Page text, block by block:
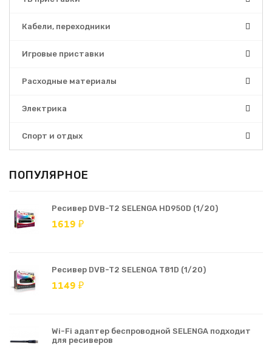
Кабели, переходники
Игровые приставки
Расходные материалы
Электрика
Спорт и отдых
ПОПУЛЯРНОЕ
Ресивер DVB-T2 SELENGA HD950D (1/20)
1619 ₽
Ресивер DVB-T2 SELENGA T81D (1/20)
1149 ₽
Wi-Fi адаптер беспроводной SELENGA подходит
для ресиверов